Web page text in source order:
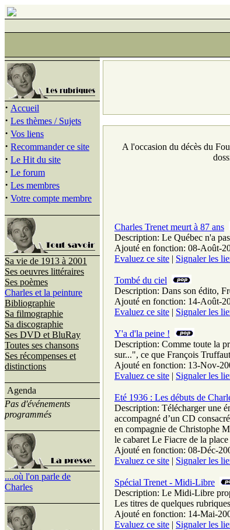
· Accueil
· Les thèmes / Sujets
· Vos liens
· Recommander ce site
· Le Hit du site
· Le forum
· Les membres
· Votre compte membre
Sa vie de 1913 à 2001
Ses oeuvres littéraires
Ses poèmes
Charles et la peinture
Bibliographie
Sa filmographie
Sa discographie
Ses DVD et BluRay
Toutes ses chansons
Ses récompenses et
distinctions
Agenda
Pas d'événements
programmés
....où l'on parle de
Charles
A l'occasion du décès du
Charles Trenet meurt à 87 ans
Description: Le Québec n'a
Ajouté en fonction: 08-Août-
Evaluez ce site | Signaler les
Tombé du ciel
Description: Dans son édito,
Ajouté en fonction: 14-Août-
Evaluez ce site | Signaler les
Y'a d'la peine !
Description: Comme toute la
sur...", ce que François
Ajouté en fonction: 13-Nov-
Evaluez ce site | Signaler les
Eté 1936 : Les débuts de
Description: Télécharger une
accompagné d’un CD
en compagnie de Christophe
le cabaret Le Fiacre de la
Ajouté en fonction: 08-Déc-
Evaluez ce site | Signaler les
Spécial Trenet - Midi-Libre
Description: Le Midi-Libre
Les titres de quelques
Ajouté en fonction: 14-Mai-
Evaluez ce site | Signaler les